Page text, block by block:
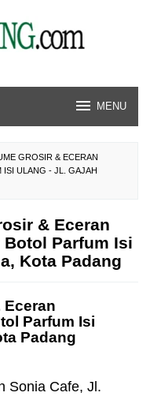
MENU
GROSIR & ECERAN
ISI ULANG - JL. GAJAH
& Eceran
Parfum Isi
Kota Padang
Eceran
Parfum Isi
Padang
Sonia Cafe, Jl.